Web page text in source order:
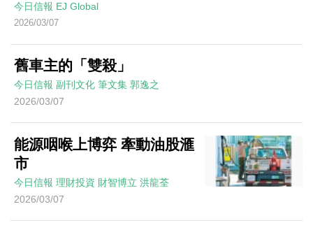
今日信報 EJ Global
2026/03/07
舊車主的「雙殺」
今日信報 副刊文化 筆文集 郭逸之
2026/03/07
能源咽喉上博弈 牽動油股滙
市
今日信報 理財投資 財智博立 洪龍荃
2026/03/07